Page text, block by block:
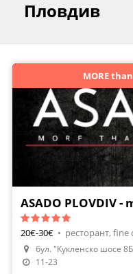
Пловдив
Направи Резервация
MORE
ASADO PLOVDIV
20€-30€ • ресторант, fine
бул. "Кукленско шосе
11-23